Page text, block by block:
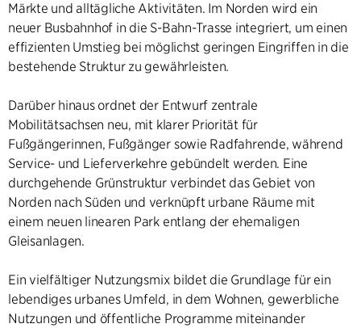
Märkte und alltägliche Aktivitäten. Im Norden wird ein
neuer Busbahnhof in die S-Bahn-Trasse integriert, um einen
effizienten Umstieg bei möglichst geringen Eingriffen in die
bestehende Struktur zu gewährleisten.
Darüber hinaus ordnet der Entwurf zentrale
Mobilitätsachsen neu, mit klarer Priorität für
Fußgängerinnen, Fußgänger sowie Radfahrende, während
Service- und Lieferverkehre gebündelt werden. Eine
durchgehende Grünstruktur verbindet das Gebiet von
Norden nach Süden und verknüpft urbane Räume mit
einem neuen linearen Park entlang der ehemaligen
Gleisanlagen.
Ein vielfältiger Nutzungsmix bildet die Grundlage für ein
lebendiges urbanes Umfeld, in dem Wohnen, gewerbliche
Nutzungen und öffentliche Programme miteinander